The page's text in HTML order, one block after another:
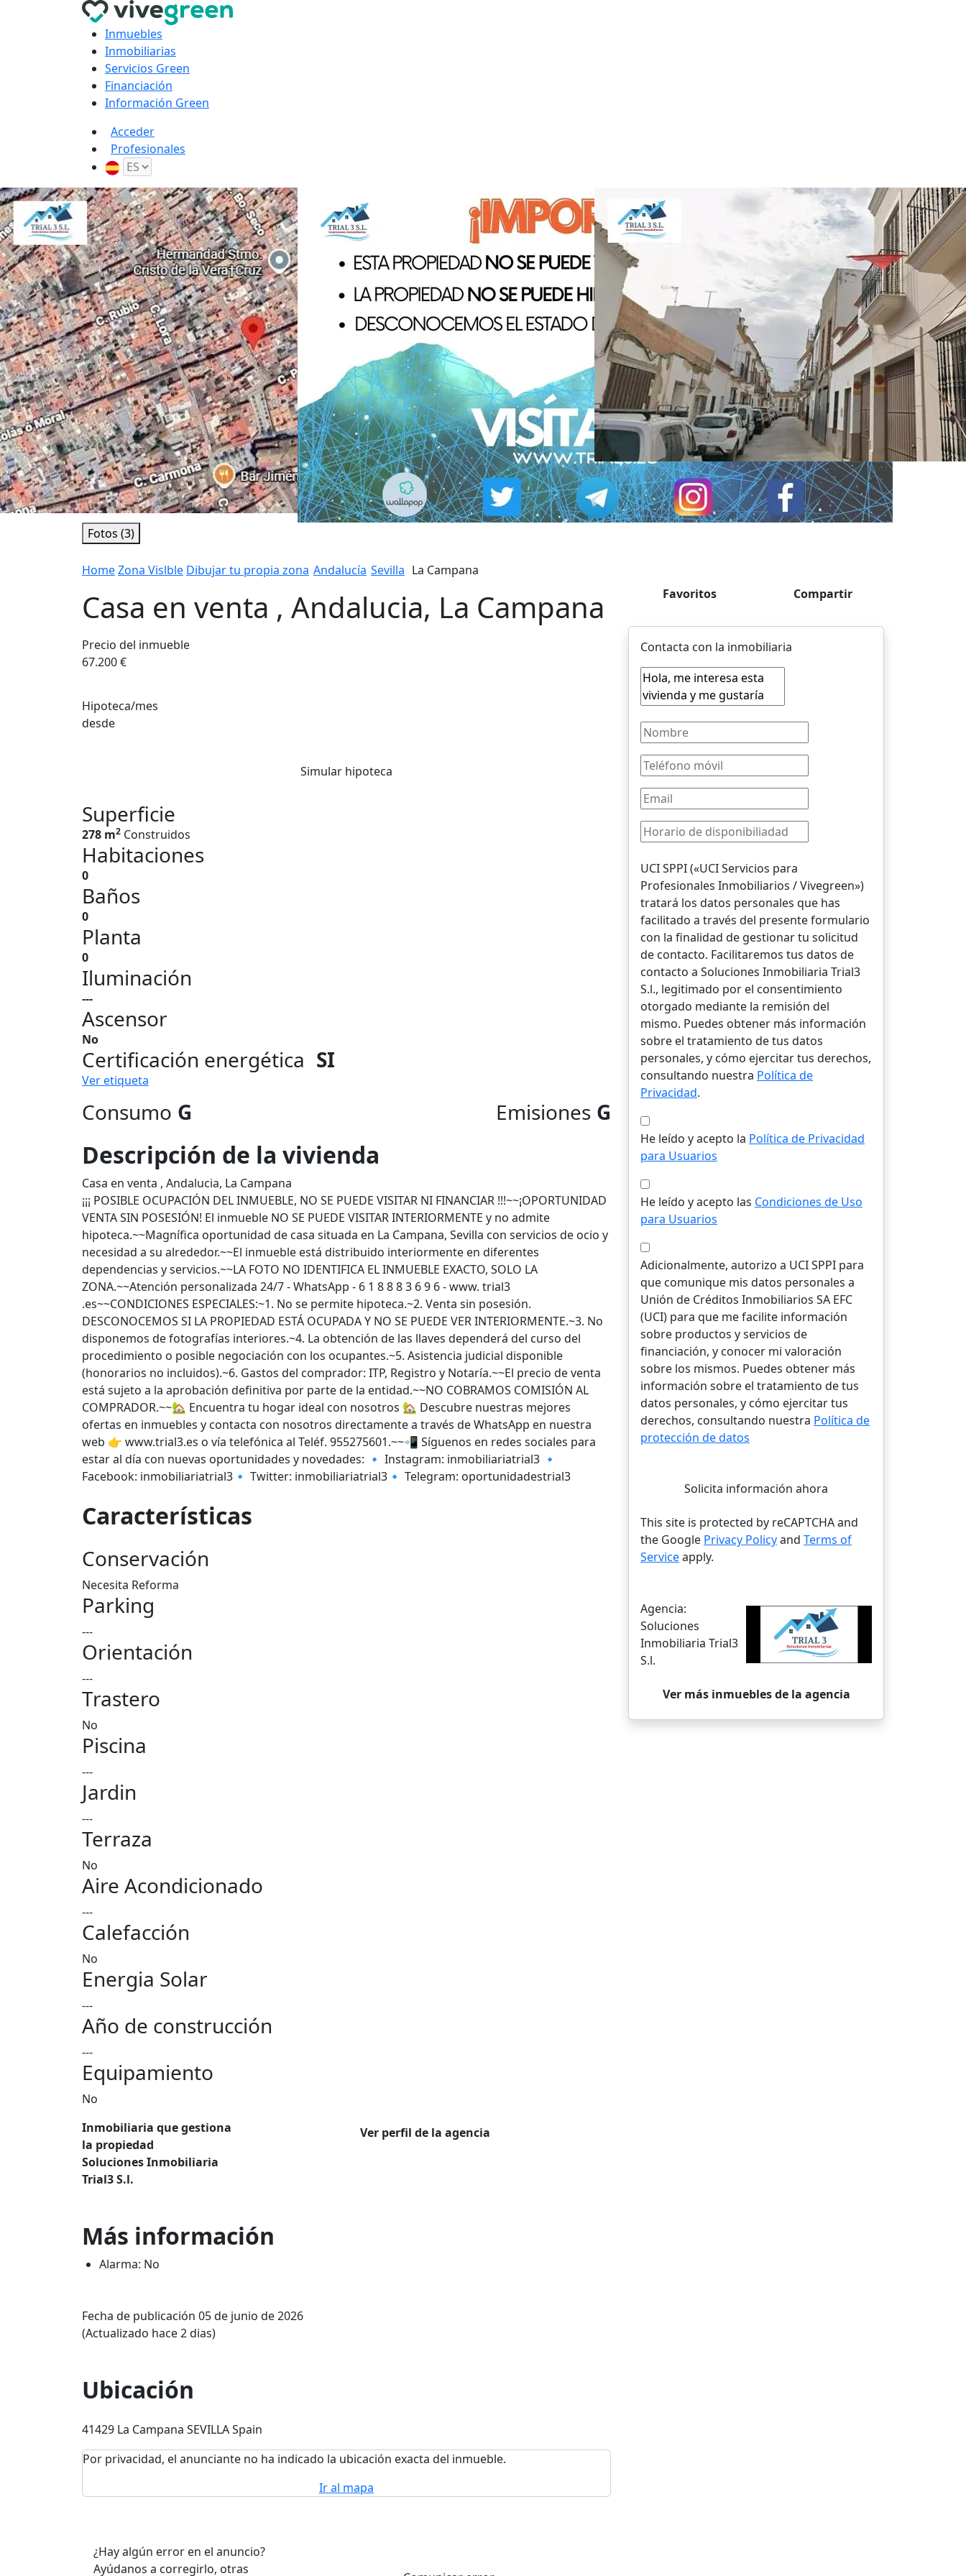
Inmuebles
Inmobiliarias
Servicios Green
Financiación
Información Green
Acceder
Profesionales
Fotos (3)
HomeZona Vislble Dibujar tu propia zona Andalucía Sevilla La Campana
Casa en venta , Andalucia, La Campana
Precio del inmueble
67.200 €
Hipoteca/mes
desde
Simular hipoteca
Superficie
278 m2 Construidos
Habitaciones
0
Baños
0
Planta
0
Iluminación
---
Ascensor
No
Certificación energética SI
Ver etiqueta
Consumo G Emisiones G
Descripción de la vivienda
Casa en venta , Andalucia, La Campana
¡¡¡ POSIBLE OCUPACIÓN DEL INMUEBLE, NO SE PUEDE VISITAR NI FINANCIAR !!!~~¡OPORTUNIDAD
VENTA SIN POSESIÓN! El inmueble NO SE PUEDE VISITAR INTERIORMENTE y no admite
hipoteca.~~Magnífica oportunidad de casa situada en La Campana, Sevilla con servicios de ocio y
necesidad a su alrededor.~~El inmueble está distribuido interiormente en diferentes
dependencias y servicios.~~LA FOTO NO IDENTIFICA EL INMUEBLE EXACTO, SOLO LA
ZONA.~~Atención personalizada 24/7 - WhatsApp - 6 1 8 8 8 3 6 9 6 - www. trial3
.es~~CONDICIONES ESPECIALES:~1. No se permite hipoteca.~2. Venta sin posesión.
DESCONOCEMOS SI LA PROPIEDAD ESTÁ OCUPADA Y NO SE PUEDE VER INTERIORMENTE.~3. No
disponemos de fotografías interiores.~4. La obtención de las llaves dependerá del curso del
procedimiento o posible negociación con los ocupantes.~5. Asistencia judicial disponible
(honorarios no incluidos).~6. Gastos del comprador: ITP, Registro y Notaría.~~El precio de venta
está sujeto a la aprobación definitiva por parte de la entidad.~~NO COBRAMOS COMISIÓN AL
COMPRADOR.~~🏡 Encuentra tu hogar ideal con nosotros 🏡 Descubre nuestras mejores
ofertas en inmuebles y contacta con nosotros directamente a través de WhatsApp en nuestra
web 👉 www.trial3.es o vía telefónica al Teléf. 955275601.~~📲 Síguenos en redes sociales para
estar al día con nuevas oportunidades y novedades: 🔹 Instagram: inmobiliariatrial3 🔹
Facebook: inmobiliariatrial3🔹 Twitter: inmobiliariatrial3🔹 Telegram: oportunidadestrial3
Características
Conservación
Necesita Reforma
Parking
---
Orientación
---
Trastero
No
Piscina
---
Jardin
---
Terraza
No
Aire Acondicionado
---
Calefacción
No
Energia Solar
---
Año de construcción
---
Equipamiento
No
Inmobiliaria que gestiona
la propiedad
Soluciones Inmobiliaria
Trial3 S.l.
Ver perfil de la agencia
Más información
Alarma: No
Fecha de publicación 05 de junio de 2026
(Actualizado hace 2 dias)
Ubicación
41429 La Campana SEVILLA Spain
Por privacidad, el anunciante no ha indicado la ubicación exacta del inmueble.
Ir al mapa
¿Hay algún error en el anuncio?
Ayúdanos a corregirlo, otras
Favoritos Compartir
Contacta con la inmobiliaria
UCI SPPI («UCI Servicios para
Profesionales Inmobiliarios / Vivegreen»)
tratará los datos personales que has
facilitado a través del presente formulario
con la finalidad de gestionar tu solicitud
de contacto. Facilitaremos tus datos de
contacto a Soluciones Inmobiliaria Trial3
S.l., legitimado por el consentimiento
otorgado mediante la remisión del
mismo. Puedes obtener más información
sobre el tratamiento de tus datos
personales, y cómo ejercitar tus derechos,
consultando nuestra Política de
Privacidad.
He leído y acepto la Política de Privacidad
para Usuarios
He leído y acepto las Condiciones de Uso
para Usuarios
Adicionalmente, autorizo a UCI SPPI para
que comunique mis datos personales a
Unión de Créditos Inmobiliarios SA EFC
(UCI) para que me facilite información
sobre productos y servicios de
financiación, y conocer mi valoración
sobre los mismos. Puedes obtener más
información sobre el tratamiento de tus
datos personales, y cómo ejercitar tus
derechos, consultando nuestra Política de
protección de datos
Solicita información ahora
This site is protected by reCAPTCHA and
the Google Privacy Policyand Terms of
Serviceapply.
Agencia:
Soluciones
Inmobiliaria Trial3
S.l.
Ver más inmuebles de la agencia